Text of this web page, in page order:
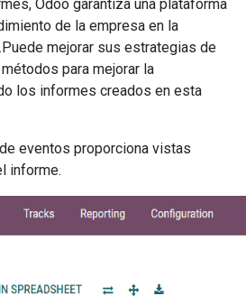
Odoo garantiza una plataforma
de la empresa en la
mejorar sus estrategias de
para mejorar la
los informes creados en esta
eventos proporciona vistas
informe.